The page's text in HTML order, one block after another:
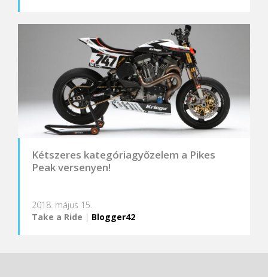
Kétszeres kategóriagyőzelem a Pikes
Peak versenyen!
2018. május 15.
Take a Ride | Blogger42